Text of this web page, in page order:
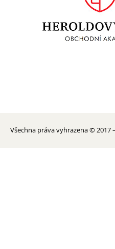
Mezinárodní
Exkurze do
Erasmus+
Všechna práva vyhrazena © 2017 –